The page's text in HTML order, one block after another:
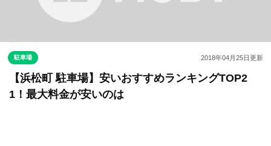
駐車場 2018年04月25日更新
【浜松町 駐車場】安いおすすめランキングTOP2
1！最大料金が安いのは